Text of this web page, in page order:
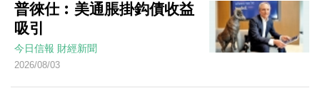
普徠仕︰美通脹掛鈎債收益
吸引
今日信報 財經新聞
2026/08/03